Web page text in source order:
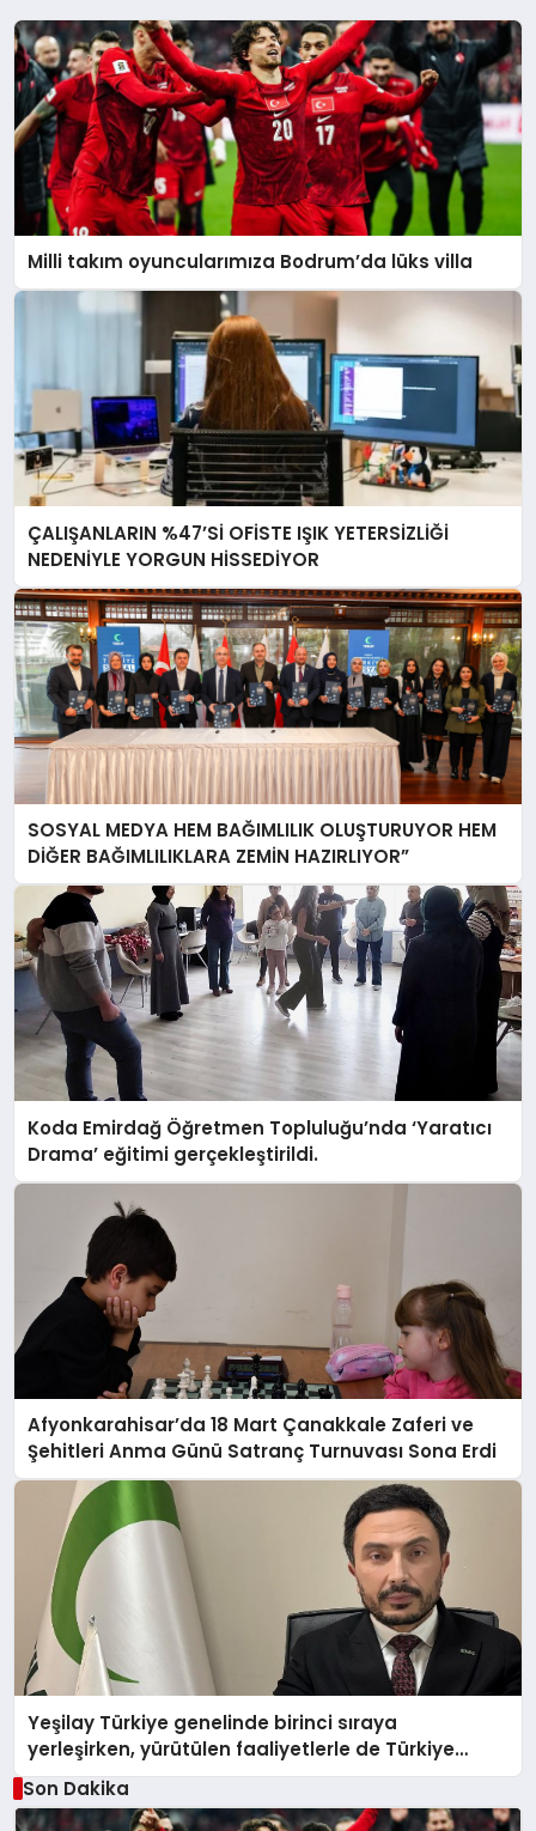
Milli takım oyuncularımıza Bodrum’da lüks villa
ÇALIŞANLARIN %47’Sİ OFİSTE IŞIK YETERSİZLİĞİ
NEDENİYLE YORGUN HİSSEDİYOR
SOSYAL MEDYA HEM BAĞIMLILIK OLUŞTURUYOR HEM
DİĞER BAĞIMLILIKLARA ZEMİN HAZIRLIYOR”
Koda Emirdağ Öğretmen Topluluğu’nda ‘Yaratıcı
Drama’ eğitimi gerçekleştirildi.
Afyonkarahisar’da 18 Mart Çanakkale Zaferi ve
Şehitleri Anma Günü Satranç Turnuvası Sona Erdi
Yeşilay Türkiye genelinde birinci sıraya
yerleşirken, yürütülen faaliyetlerle de Türkiye
üçüncüsü oldu.
Son Dakika